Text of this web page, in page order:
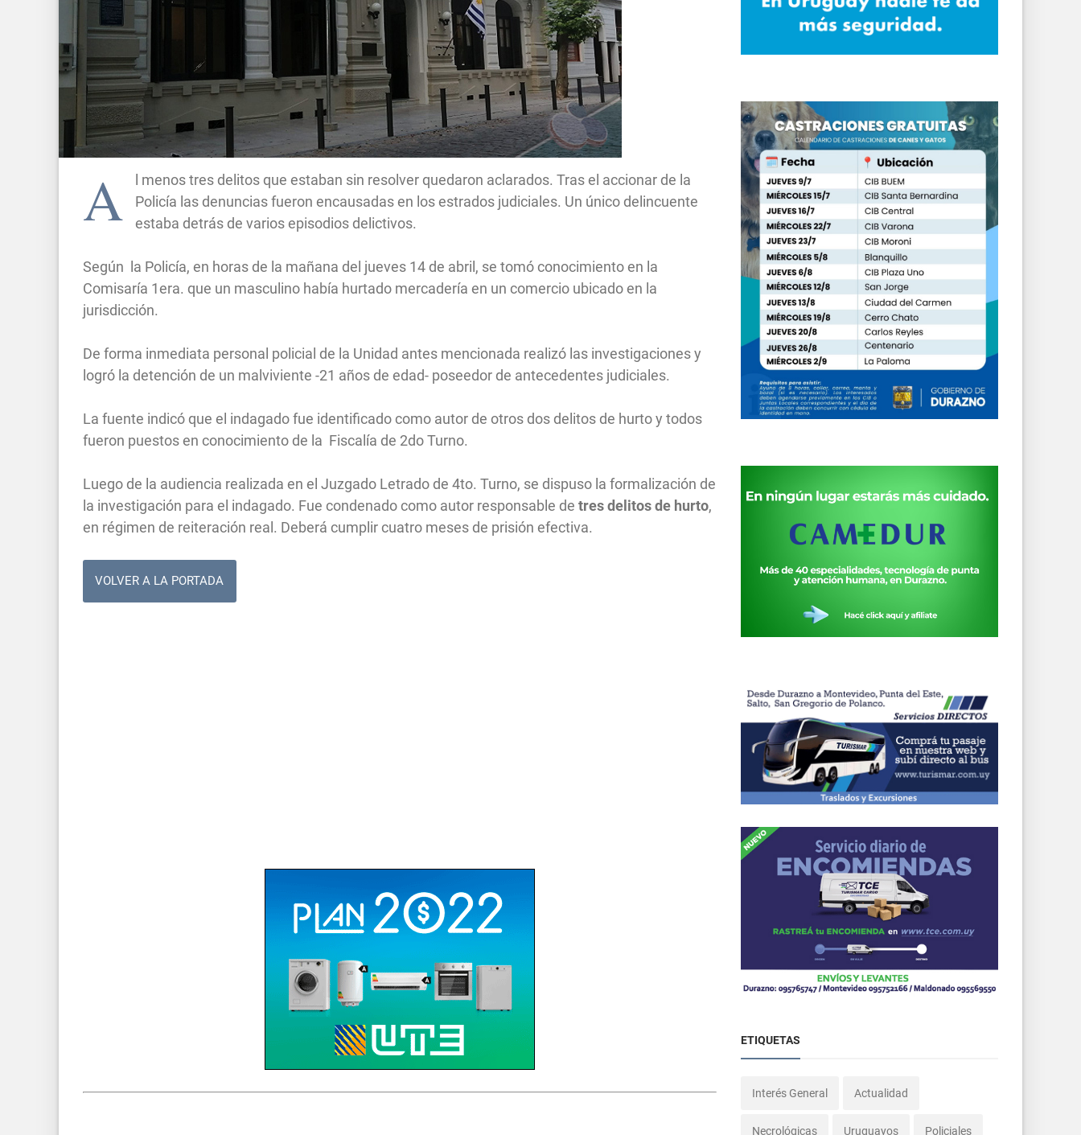
A
l menos tres delitos que estaban sin resolver quedaron aclarados. Tras el accionar de la
Policía las denuncias fueron encausadas en los estrados judiciales. Un único delincuente
estaba detrás de varios episodios delictivos.
Según la Policía, en horas de la mañana del jueves 14 de abril, se tomó conocimiento en la
Comisaría 1era. que un masculino había hurtado mercadería en un comercio ubicado en la
jurisdicción.
De forma inmediata personal policial de la Unidad antes mencionada realizó las investigaciones y
logró la detención de un malviviente -21 años de edad- poseedor de antecedentes judiciales.
La fuente indicó que el indagado fue identificado como autor de otros dos delitos de hurto y todos
fueron puestos en conocimiento de la Fiscalía de 2do Turno.
Luego de la audiencia realizada en el Juzgado Letrado de 4to. Turno, se dispuso la formalización de
la investigación para el indagado. Fue condenado como autor responsable de tres delitos de hurto,
en régimen de reiteración real. Deberá cumplir cuatro meses de prisión efectiva.
VOLVER A LA PORTADA
ETIQUETAS
Interés General Actualidad
Necrológicas Uruguayos Policiales